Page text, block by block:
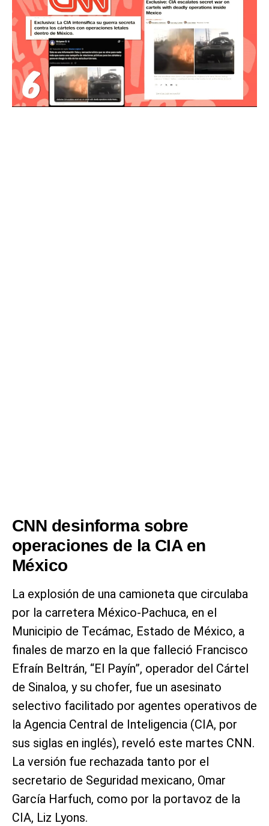
CNN desinforma sobre
operaciones de la CIA en
México
La explosión de una camioneta que circulaba
por la carretera México-Pachuca, en el
Municipio de Tecámac, Estado de México, a
finales de marzo en la que falleció Francisco
Efraín Beltrán, “El Payín”, operador del Cártel
de Sinaloa, y su chofer, fue un asesinato
selectivo facilitado por agentes operativos de
la Agencia Central de Inteligencia (CIA, por
sus siglas en inglés), reveló este martes CNN.
La versión fue rechazada tanto por el
secretario de Seguridad mexicano, Omar
García Harfuch, como por la portavoz de la
CIA, Liz Lyons.